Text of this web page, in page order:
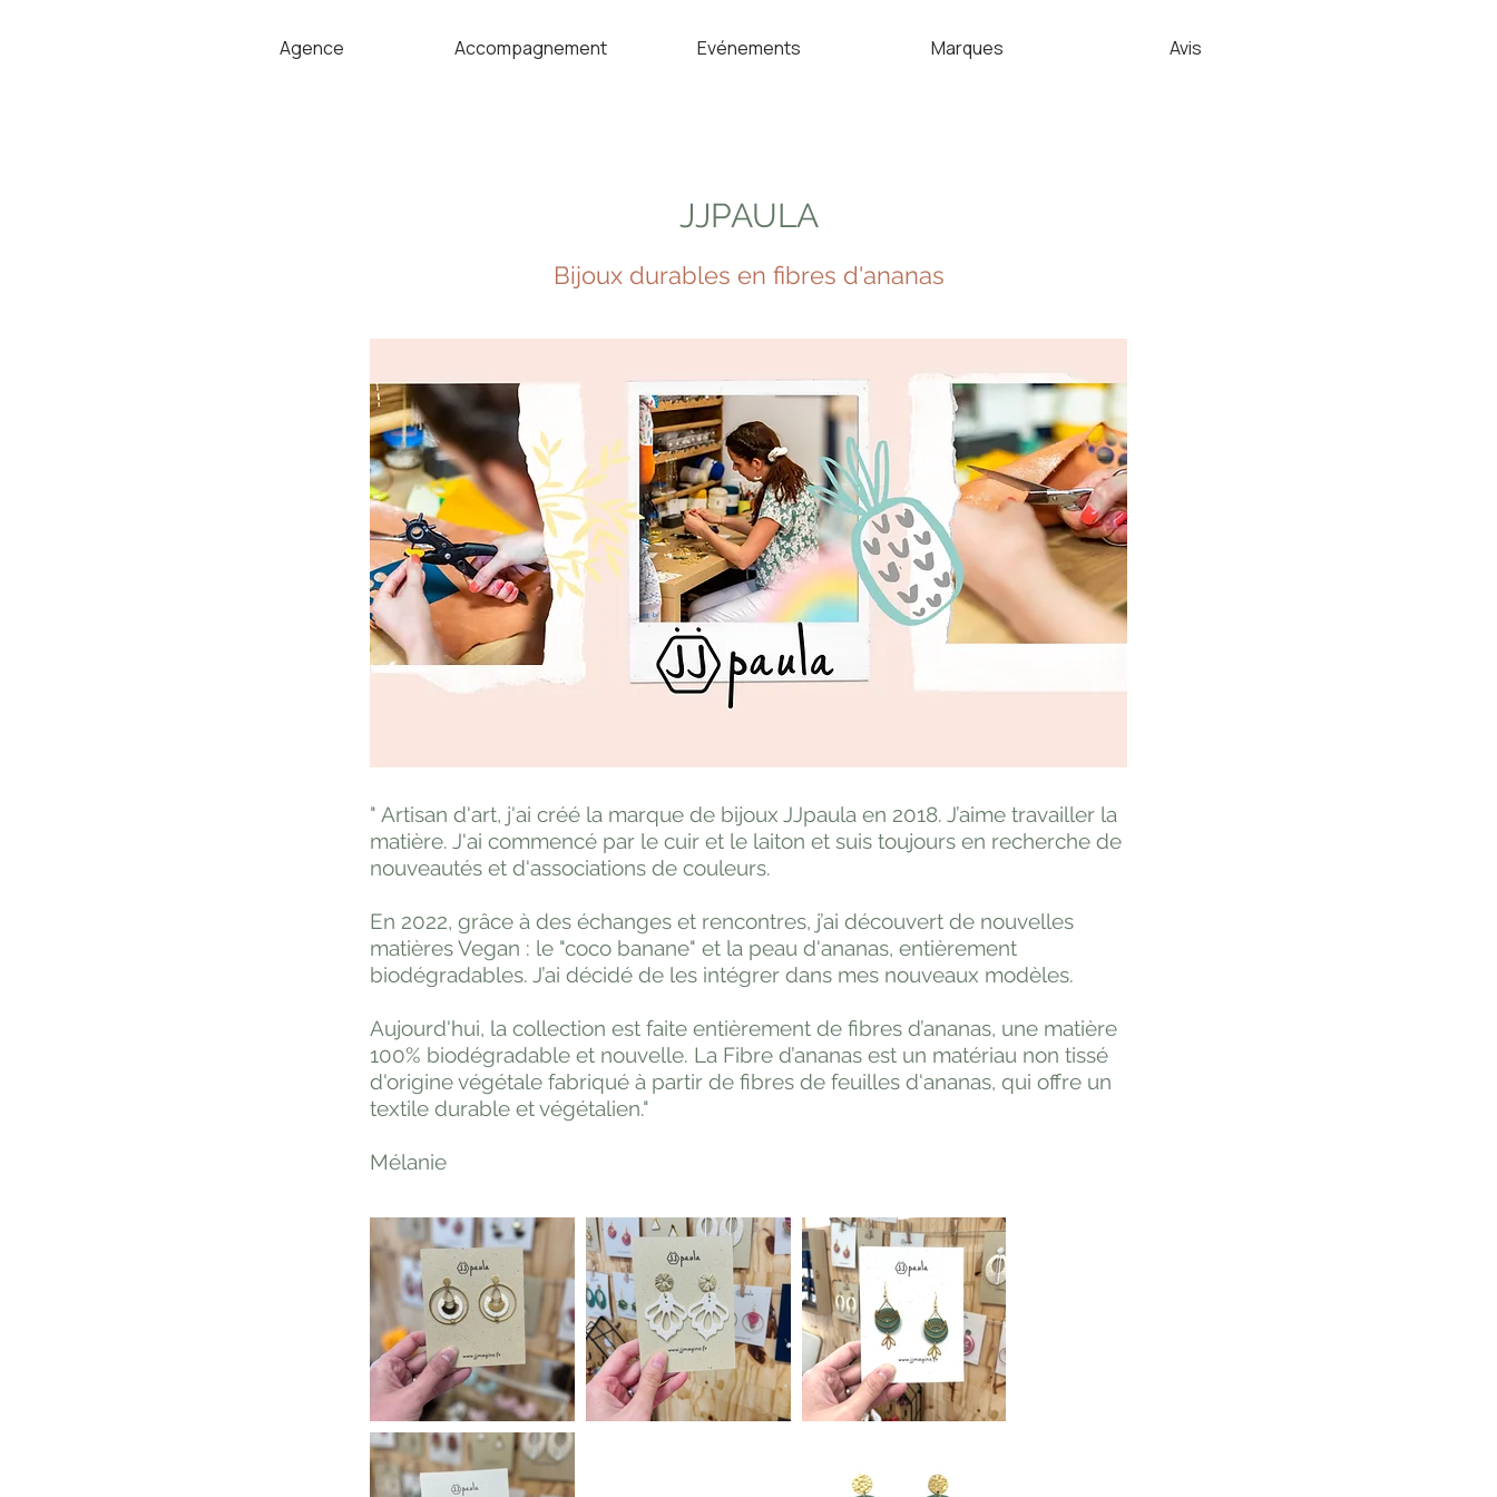
Agence Accompagnement Evénements Marques Avis
JJPAULA
Bijoux durables en fibres d'ananas
" Artisan d'art, j'ai créé la marque de bijoux JJpaula en 2018. J’aime travailler la
matière. J'ai commencé par le cuir et le laiton et suis toujours en recherche de
nouveautés et d'associations de couleurs.
En 2022, grâce à des échanges et rencontres, j’ai découvert de nouvelles
matières Vegan : le "coco banane" et la peau d'ananas, entièrement
biodégradables. J’ai décidé de les intégrer dans mes nouveaux modèles.
Aujourd'hui, la collection est faite entièrement de fibres d’ananas, une matière
100% biodégradable et nouvelle. La Fibre d’ananas est un matériau non tissé
d'origine végétale fabriqué à partir de fibres de feuilles d'ananas, qui offre un
textile durable et végétalien."
Mélanie